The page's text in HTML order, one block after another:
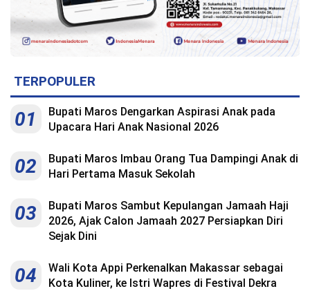
TERPOPULER
01
Bupati Maros Dengarkan Aspirasi Anak pada
Upacara Hari Anak Nasional 2026
02
Bupati Maros Imbau Orang Tua Dampingi Anak di
Hari Pertama Masuk Sekolah
03
Bupati Maros Sambut Kepulangan Jamaah Haji
2026, Ajak Calon Jamaah 2027 Persiapkan Diri
Sejak Dini
04
Wali Kota Appi Perkenalkan Makassar sebagai
Kota Kuliner, ke Istri Wapres di Festival Dekra